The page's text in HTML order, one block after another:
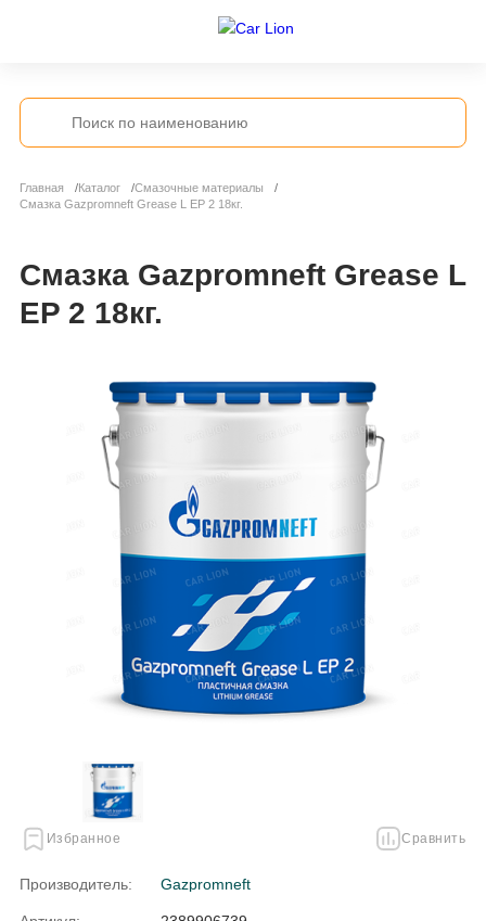
Главная Каталог
Смазочные материалы
Смазка Gazpromneft Grease L EP 2 18кг.
Смазка Gazpromneft Grease L
EP 2 18кг.
Избранное Сравнить
Производитель: Gazpromneft